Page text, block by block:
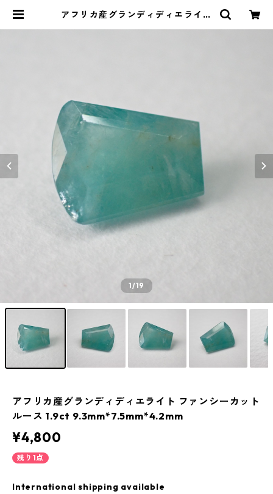
アフリカ産グランディディエライト
1/19
アフリカ産グランディディエライト ファンシーカット
ルース 1.9ct 9.3mm*7.5mm*4.2mm
¥4,800
残り1点
International shipping available